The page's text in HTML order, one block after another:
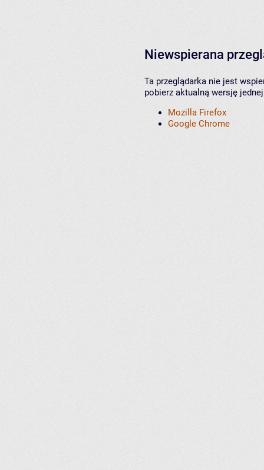
Niewspierana
Ta przeglądarka nie jest
pobierz aktualną wersję
Mozilla Firefox
Google Chrome